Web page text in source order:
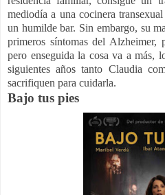
mediodía a una cocinera
un humilde bar. Sin embargo, su
primeros síntomas del Alzheimer,
pero enseguida la cosa va a más,
siguientes años tanto Claudia
sacrifiquen para cuidarla.
Bajo tus pies